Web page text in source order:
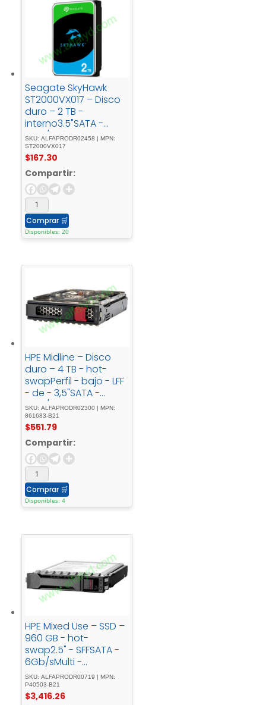
Seagate SkyHawk
ST2000VX017 – Disco
duro – 2 TB -
interno3.5"SATA -
6Gb/sbúfer: - 256 -
MB
SKU: ALFAPRODR02458 | MPN:
ST2000VX017
$167.30
Compartir:
Comprar 🛒
Disponibles: 20
HPE Midline – Disco
duro – 4 TB - hot-
swapPerfil - bajo - LFF
- de - 3,5"SATA -
6Gb/s7200 - rpm
SKU: ALFAPRODR02300 | MPN:
861683-B21
$551.79
Compartir:
Comprar 🛒
Disponibles: 4
HPE Mixed Use – SSD –
960 GB - hot-
swap2.5" - SFFSATA -
6Gb/sMulti -
Vendorcon - HPE -
Basic - Carrier
SKU: ALFAPRODR00719 | MPN:
P40503-B21
$3,416.26